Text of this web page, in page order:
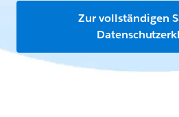
Zur vollständigen